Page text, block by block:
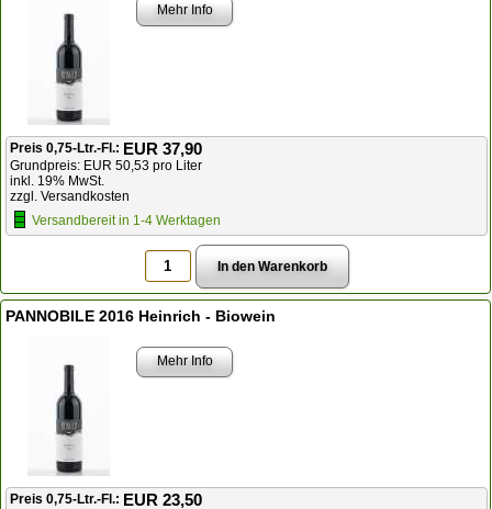
Mehr Info
Preis 0,75-Ltr.-Fl.: EUR 37,90
Grundpreis: EUR 50,53 pro Liter
inkl. 19% MwSt.
zzgl. Versandkosten
Versandbereit in 1-4 Werktagen
PANNOBILE 2016 Heinrich - Biowein
Mehr Info
Preis 0,75-Ltr.-Fl.: EUR 23,50